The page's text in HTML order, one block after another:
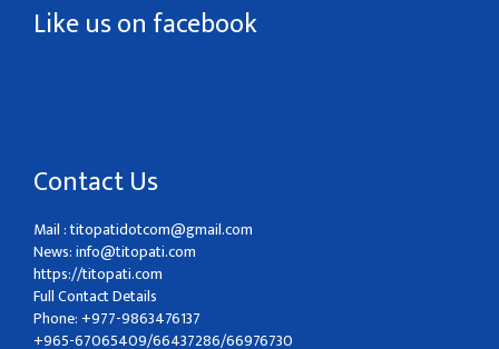
Like us on facebook
Contact Us
Mail :titopatidotcom@gmail.com
News:info@titopati.com
https://titopati.com
Full Contact Details
Phone: +977-9863476137
+965-67065409/66437286/66976730